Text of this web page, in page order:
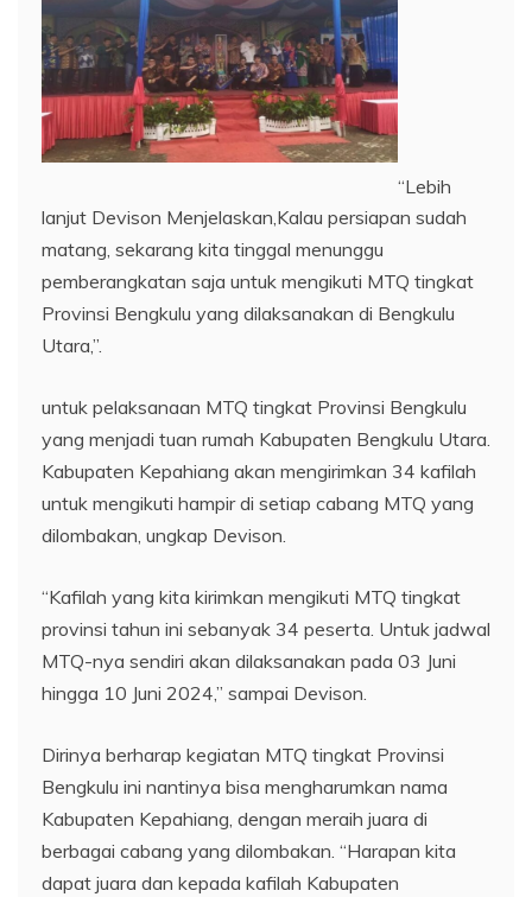
“Lebih
lanjut Devison Menjelaskan,Kalau persiapan sudah
matang, sekarang kita tinggal menunggu
pemberangkatan saja untuk mengikuti MTQ tingkat
Provinsi Bengkulu yang dilaksanakan di Bengkulu
Utara,”.
untuk pelaksanaan MTQ tingkat Provinsi Bengkulu
yang menjadi tuan rumah Kabupaten Bengkulu Utara.
Kabupaten Kepahiang akan mengirimkan 34 kafilah
untuk mengikuti hampir di setiap cabang MTQ yang
dilombakan, ungkap Devison.
“Kafilah yang kita kirimkan mengikuti MTQ tingkat
provinsi tahun ini sebanyak 34 peserta. Untuk jadwal
MTQ-nya sendiri akan dilaksanakan pada 03 Juni
hingga 10 Juni 2024,” sampai Devison.
Dirinya berharap kegiatan MTQ tingkat Provinsi
Bengkulu ini nantinya bisa mengharumkan nama
Kabupaten Kepahiang, dengan meraih juara di
berbagai cabang yang dilombakan. “Harapan kita
dapat juara dan kepada kafilah Kabupaten